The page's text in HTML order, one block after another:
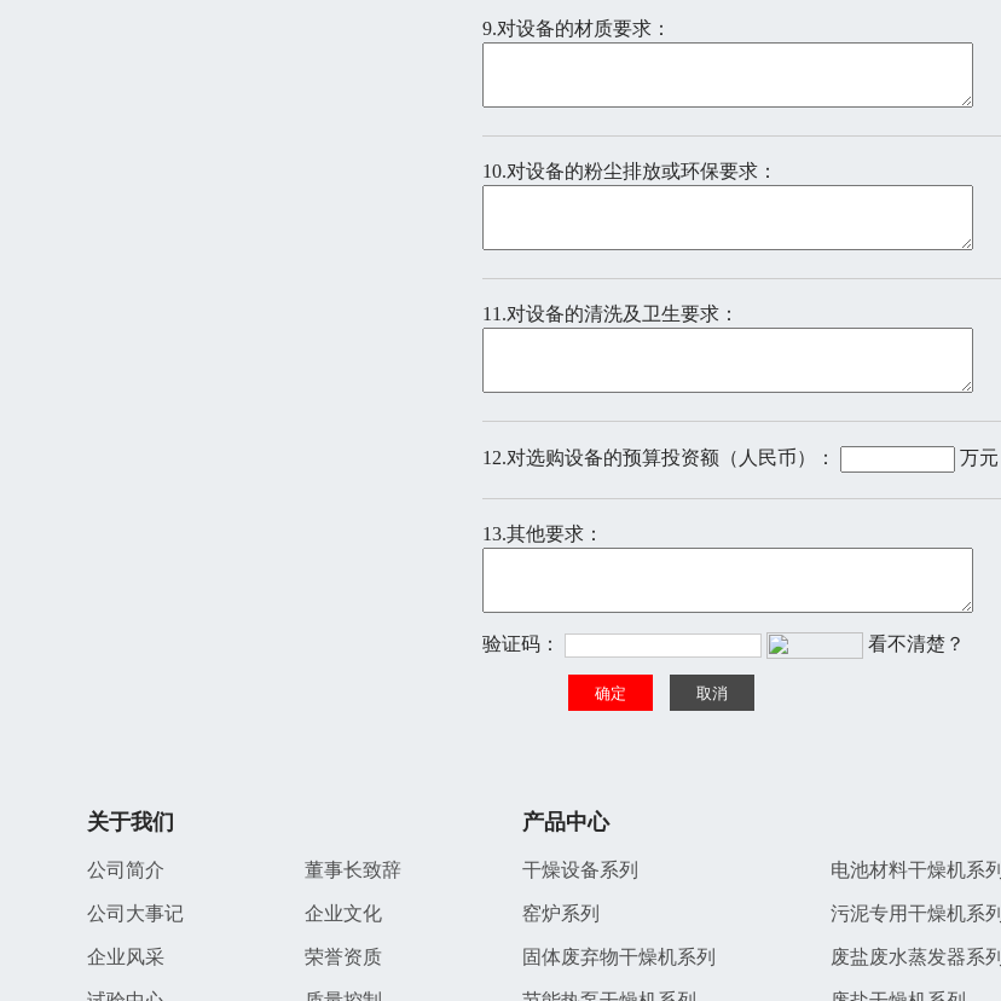
9.对设备的材质要求：
10.对设备的粉尘排放或环保要求：
11.对设备的清洗及卫生要求：
12.对选购设备的预算投资额（人民币）： 万元
13.其他要求：
验证码： 看不清楚？
关于我们
公司简介 董事长致辞
公司大事记 企业文化
企业风采 荣誉资质
产品中心
干燥设备系列 电池材料干燥机系列
窑炉系列 污泥专用干燥机系列
固体废弃物干燥机系列 废盐废水蒸发器系列